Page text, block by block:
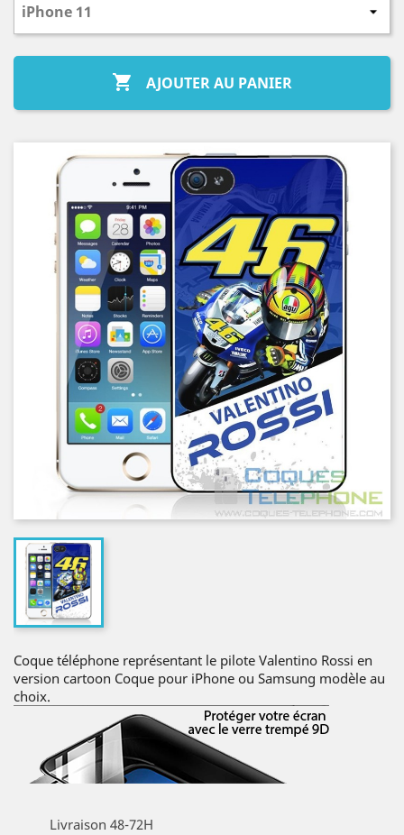
 AJOUTER AU PANIER
Coque téléphone représentant le pilote Valentino Rossi en
version cartoon Coque pour iPhone ou Samsung modèle au
choix.
Livraison 48-72H